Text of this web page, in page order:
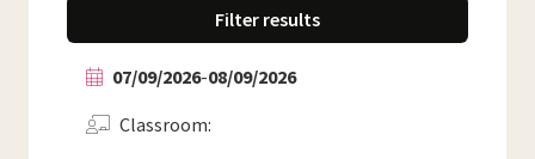
Filter results
07/09/2026-08/09/2026
Classroom